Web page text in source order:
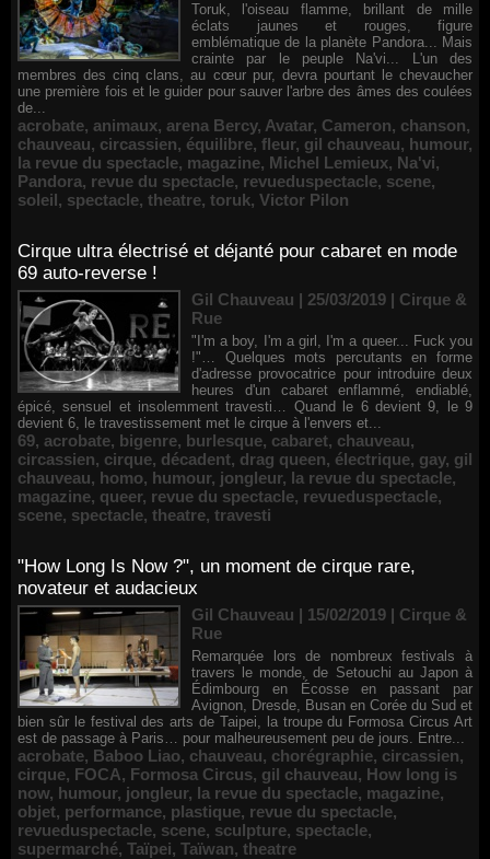
Toruk, l'oiseau flamme, brillant de mille
éclats jaunes et rouges, figure
emblématique de la planète Pandora... Mais
crainte par le peuple Na'vi... L'un des
membres des cinq clans, au cœur pur, devra pourtant le chevaucher
une première fois et le guider pour sauver l'arbre des âmes des coulées
de...
acrobate, animaux, arena Bercy, Avatar, Cameron, chanson,
chauveau, circassien, équilibre, fleur, gil chauveau, humour,
la revue du spectacle, magazine, Michel Lemieux, Na'vi,
Pandora, revue du spectacle, revueduspectacle, scene,
soleil, spectacle, theatre, toruk, Victor Pilon
Cirque ultra électrisé et déjanté pour cabaret en mode
69 auto-reverse !
Gil Chauveau | 25/03/2019 | Cirque &
Rue
"I'm a boy, I'm a girl, I'm a queer... Fuck you
!"… Quelques mots percutants en forme
d'adresse provocatrice pour introduire deux
heures d'un cabaret enflammé, endiablé,
épicé, sensuel et insolemment travesti… Quand le 6 devient 9, le 9
devient 6, le travestissement met le cirque à l'envers et...
69, acrobate, bigenre, burlesque, cabaret, chauveau,
circassien, cirque, décadent, drag queen, électrique, gay, gil
chauveau, homo, humour, jongleur, la revue du spectacle,
magazine, queer, revue du spectacle, revueduspectacle,
scene, spectacle, theatre, travesti
"How Long Is Now ?", un moment de cirque rare,
novateur et audacieux
Gil Chauveau | 15/02/2019 | Cirque &
Rue
Remarquée lors de nombreux festivals à
travers le monde, de Setouchi au Japon à
Édimbourg en Écosse en passant par
Avignon, Dresde, Busan en Corée du Sud et
bien sûr le festival des arts de Taipei, la troupe du Formosa Circus Art
est de passage à Paris… pour malheureusement peu de jours. Entre...
acrobate, Baboo Liao, chauveau, chorégraphie, circassien,
cirque, FOCA, Formosa Circus, gil chauveau, How long is
now, humour, jongleur, la revue du spectacle, magazine,
objet, performance, plastique, revue du spectacle,
revueduspectacle, scene, sculpture, spectacle,
supermarché, Taïpei, Taïwan, theatre